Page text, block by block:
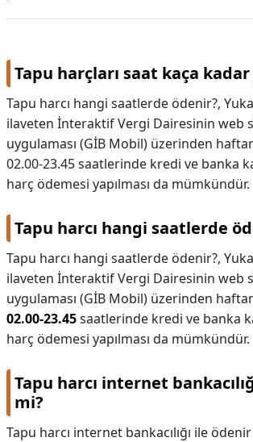
Tapu harçları saat kaça
Tapu harcı hangi saatlerde ödenir?,
ilaveten İnteraktif Vergi Dairesinin web
uygulaması (GİB Mobil) üzerinden
02.00-23.45 saatlerinde kredi ve banka
harç ödemesi yapılması da mümkündür.
Tapu harcı hangi saatlerde
Tapu harcı hangi saatlerde ödenir?,
ilaveten İnteraktif Vergi Dairesinin web
uygulaması (GİB Mobil) üzerinden
02.00-23.45saatlerinde kredi ve banka
harç ödemesi yapılması da mümkündür.
Tapu harcı internet
mi?
Tapu harcı internet bankacılığı ile